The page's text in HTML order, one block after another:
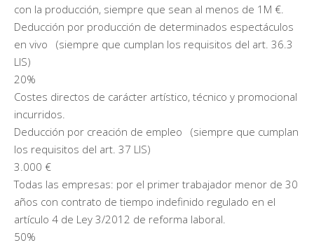
con la producción, siempre que sean al menos de 1M €.
Deducción por producción de determinados espectáculos
en vivo (siempre que cumplan los requisitos del art. 36.3
LIS)
20%
Costes directos de carácter artístico, técnico y promocional
incurridos.
Deducción por creación de empleo (siempre que cumplan
los requisitos del art. 37 LIS)
3.000 €
Todas las empresas: por el primer trabajador menor de 30
años con contrato de tiempo indefinido regulado en el
artículo 4 de Ley 3/2012 de reforma laboral.
50%